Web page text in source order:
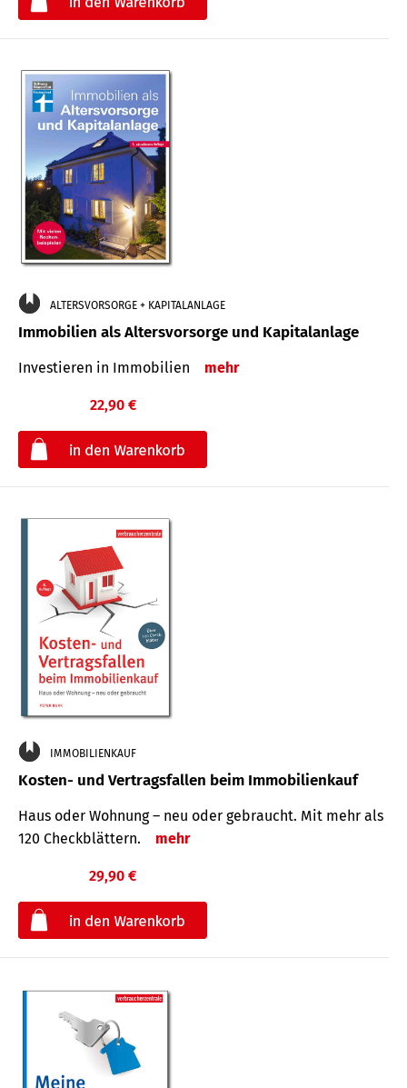
ALTERSVORSORGE + KAPITALANLAGE
Immobilien als Altersvorsorge und Kapitalanlage
Investieren in Immobilien mehr
22,90 €
IMMOBILIENKAUF
Kosten- und Vertragsfallen beim Immobilienkauf
Haus oder Wohnung – neu oder gebraucht. Mit mehr als
120 Check­blättern.
mehr
29,90 €